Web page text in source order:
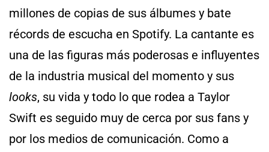
millones de copias de sus álbumes y bate
récords de escucha en Spotify. La cantante es
una de las figuras más poderosas e influyentes
de la industria musical del momento y sus
looks, su vida y todo lo que rodea a Taylor
Swift es seguido muy de cerca por sus fans y
por los medios de comunicación. Como a